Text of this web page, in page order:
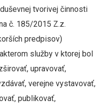
tvorivej činnosti
č. 185/2015 Z.z.
predpisov)
služby v ktorej bol
upravovať,
verejne vystavovať,
publikovať,